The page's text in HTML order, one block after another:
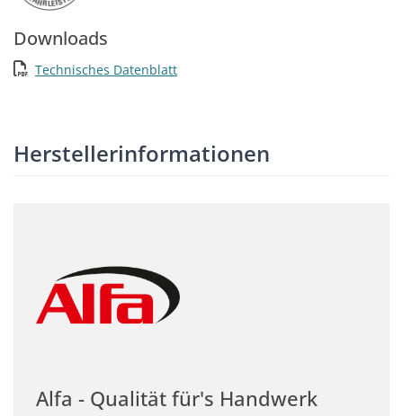
Downloads
Technisches Datenblatt
Herstellerinformationen
Alfa - Qualität für's Handwerk